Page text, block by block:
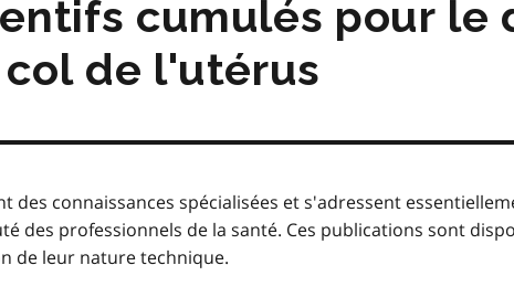
cumulés pour le
de l'utérus
des connaissances spécialisées et s'adressent
des professionnels de la santé. Ces publications sont
de leur nature technique.